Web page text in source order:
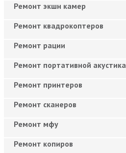
Ремонт экшн камер
Ремонт квадрокоптеров
Ремонт рации
Ремонт портативной акустика
Ремонт принтеров
Ремонт сканеров
Ремонт мфу
Ремонт копиров